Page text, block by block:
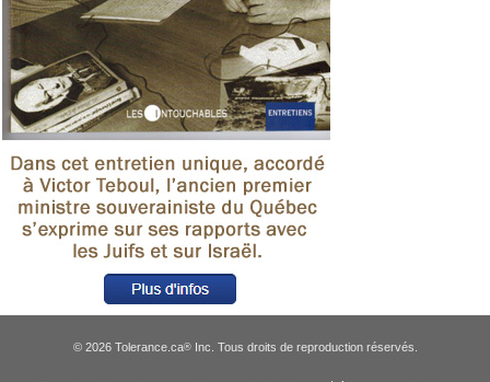
© 2026 Tolerance.ca®Inc. Tous droits de reproduction réservés.